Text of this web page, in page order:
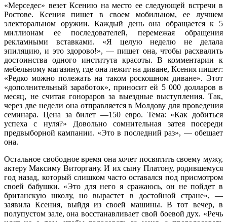
«Мерседес» везет Ксению на место ее следующей встречи в
Ростове. Ксения пишет в своем мобильном, ее лучшем
электоральном оружии. Каждый день она обращается к 5
миллионам ее последователей, перемежая обращения
рекламными вставками. «Я целую неделю не делала
эпиляцию, и это здорово!», — пишет она, чтобы расхвалить
достоинства одного института красоты. В комментарии к
мебельному магазину, где она лежит на диване, Ксения пишет:
«Редко можно полежать на таком роскошном диване». Этот
«дополнительный заработок», приносит ей 5 000 долларов в
месяц, не считая гонораров за выездные выступления. Так,
через две недели она отправляется в Молдову для проведения
семинара. Цена за билет —150 евро. Тема: «Как добиться
успеха с нуля?» Довольно сомнительная затея посереди
предвыборной кампании. «Это в последний раз», — обещает
она.
Остальное свободное время она хочет посвятить своему мужу,
актеру Максиму Виторгану. И их сыну Платону, родившемуся
год назад, который слишком часто оставался под присмотром
своей бабушки. «Это для него я сражаюсь, он не пойдет в
британскую школу, но вырастет в достойной стране», —
заявила Ксения, выйдя из своей машины. В тот вечер, в
полупустом зале, она восстанавливает свой боевой дух. «Речь